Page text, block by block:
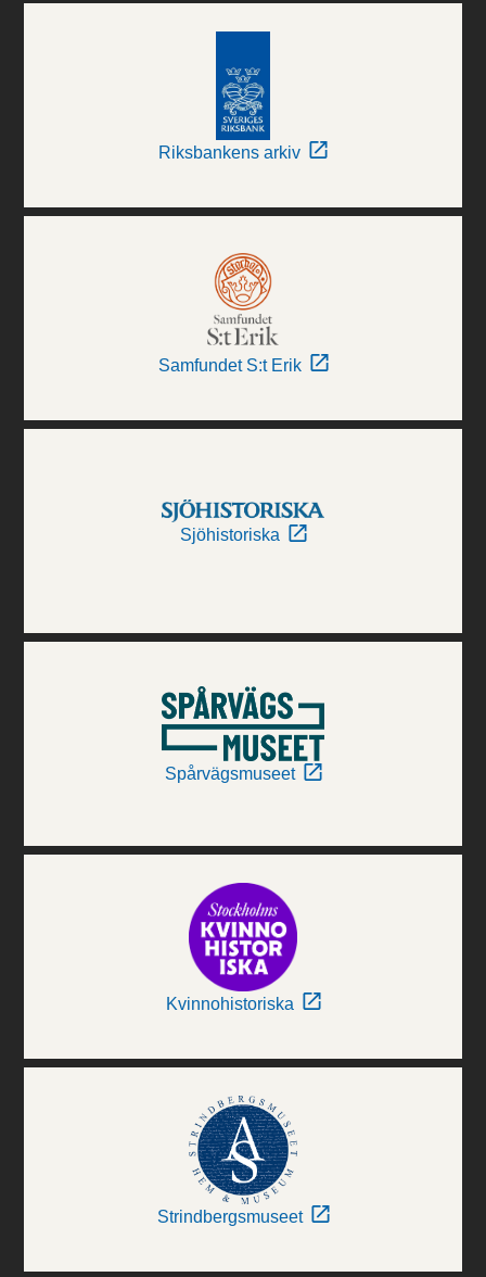
Riksbankens arkiv
Samfundet S:t Erik
Sjöhistoriska
Spårvägsmuseet
Kvinnohistoriska
Strindbergsmuseet